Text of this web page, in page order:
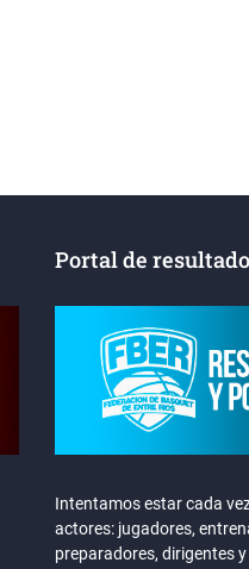
Portal de
Intentamos estar cada
actores: jugadores,
preparadores, dirigentes